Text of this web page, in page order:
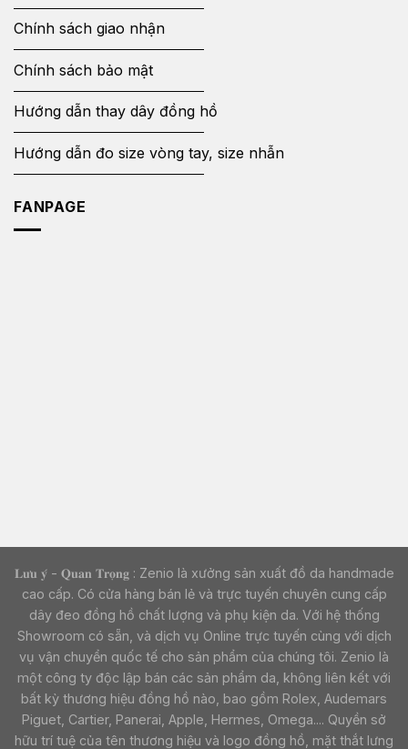
Chính sách giao nhận
Chính sách bảo mật
Hướng dẫn thay dây đồng hồ
Hướng dẫn đo size vòng tay, size nhẫn
FANPAGE
𝐋𝐮̛𝐮 𝐲́ - 𝐐𝐮𝐚𝐧 𝐓𝐫𝐨̣𝐧𝐠 : Zenio là xưởng sản xuất đồ da handmade
cao cấp. Có cửa hàng bán lẻ và trực tuyến chuyên cung cấp
dây đeo đồng hồ chất lượng và phụ kiện da. Với hệ thống
Showroom có sẵn, và dịch vụ Online trực tuyến cùng với dịch
vụ vận chuyển quốc tế cho sản phẩm của chúng tôi. Zenio là
một công ty độc lập bán các sản phẩm da, không liên kết với
bất kỳ thương hiệu đồng hồ nào, bao gồm Rolex, Audemars
Piguet, Cartier, Panerai, Apple, Hermes, Omega.... Quyền sở
hữu trí tuệ của tên thương hiệu và logo đồng hồ, mặt thắt lưng